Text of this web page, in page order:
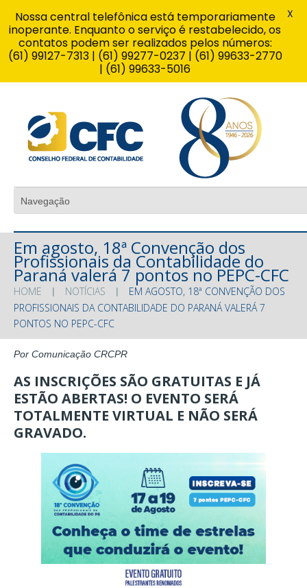
Em agosto, 18ª Convenção dos
Profissionais da Contabilidade do
Paraná valerá 7 pontos no PEPC-CFC
HOME NOTÍCIAS
EM AGOSTO, 18ª CONVENÇÃO DOS
PROFISSIONAIS DA CONTABILIDADE DO PARANÁ VALERÁ 7
PONTOS NO PEPC-CFC
Por Comunicação CRCPR
AS INSCRIÇÕES SÃO GRATUITAS E JÁ
ESTÃO ABERTAS! O EVENTO SERÁ
TOTALMENTE VIRTUAL E NÃO SERÁ
GRAVADO.
Nossa central telefônica está temporariamente
inoperante. Enquanto o serviço é restabelecido, os
contatos podem ser realizados pelos números:
(61) 99127-7313 | (61) 99277-0237 | (61) 99633-2770
| (61) 99633-5016
X